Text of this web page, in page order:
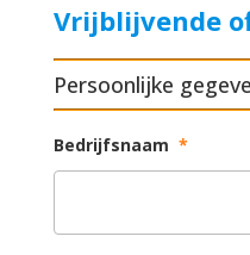
Vrijblijvende
Persoonlijke
Bedrijfsnaam *